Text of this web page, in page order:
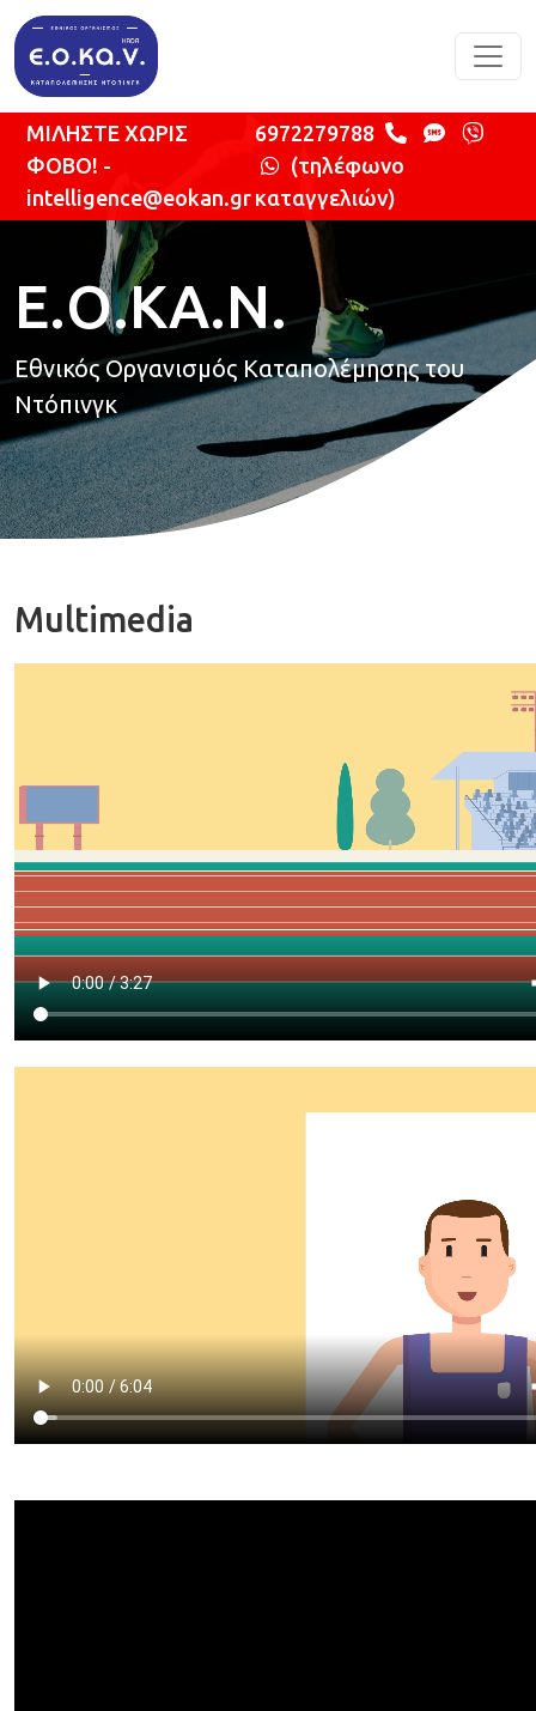
Παράκαμψη προς το κυρίως περιεχόμενο
ΜΙΛΗΣΤΕ ΧΩΡΙΣ
ΦΟΒΟ! -
intelligence@eokan.gr
6972279788
(τηλέφωνο
καταγγελιών)
Ε.Ο.ΚΑ.Ν.
Εθνικός Οργανισμός Καταπολέμησης του
Ντόπινγκ
Multimedia